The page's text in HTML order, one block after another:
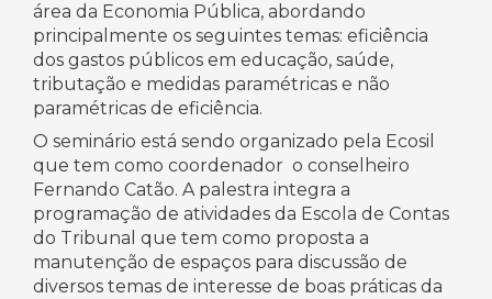
área da Economia Pública, abordando
principalmente os seguintes temas: eficiência
dos gastos públicos em educação, saúde,
tributação e medidas paramétricas e não
paramétricas de eficiência.
O seminário está sendo organizado pela Ecosil
que tem como coordenador o conselheiro
Fernando Catão. A palestra integra a
programação de atividades da Escola de Contas
do Tribunal que tem como proposta a
manutenção de espaços para discussão de
diversos temas de interesse de boas práticas da